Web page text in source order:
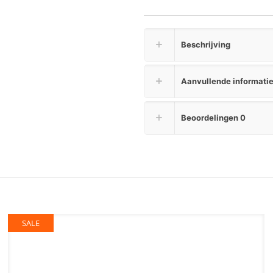
Beschrijving
Aanvullende informatie
Beoordelingen0
SALE